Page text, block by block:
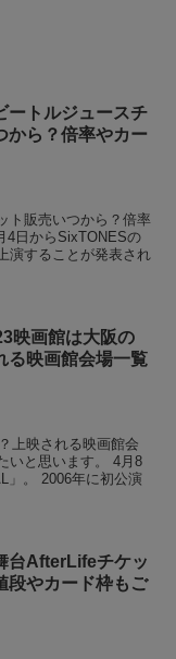
ートルジュースチ
から？倍率やカー
ト販売いつから？倍率
4日からSixTONESの
演することが発表され
映画館は大阪の
る映画館会場一覧
上映される映画館会
いと思います。 4月8
」。 2006年に初公演
台AfterLifeチケッ
段やカード枠もご